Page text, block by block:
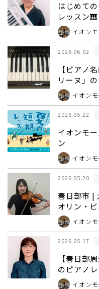
はじめて
レッスン🎹
イオン
2026.06.02
【ピアノ
リーヌ」
イオン
2026.05.22
イオンモ
ン
イオン
2026.05.20
春日部市 |
オリン・
イオン
2026.05.17
【春日部
のピアノ
イオン